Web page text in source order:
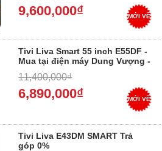
9,600,000₫ MỚI VỀ
Tivi Liva Smart 55 inch E55DF -
Mua tại điện máy Dung Vượng -
11,400,000₫
6,890,000₫ MỚI VỀ
Tivi Liva E43DM SMART Trả
góp 0%